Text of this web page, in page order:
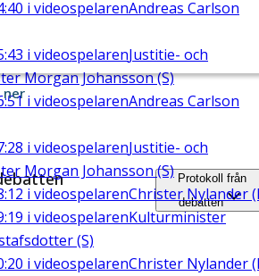
i videospelarenAndreas Carlson
i videospelarenJustitie- och
Morgan Johansson (S)
i videospelarenAndreas Carlson
i videospelarenJustitie- och
Morgan Johansson (S)
i videospelarenChrister Nylander
i videospelarenKulturminister
(S)
i videospelarenChrister Nylander
ner
Protokoll från
debatten